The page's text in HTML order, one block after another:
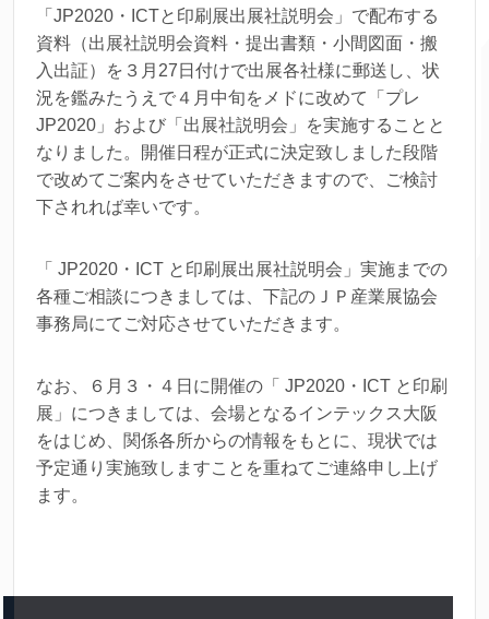
「JP2020・ICTと印刷展出展社説明会」で配布する
資料（出展社説明会資料・提出書類・小間図面・搬
入出証）を３月27日付けで出展各社様に郵送し、状
況を鑑みたうえで４月中旬をメドに改めて「プレ
JP2020」および「出展社説明会」を実施することと
なりました。開催日程が正式に決定致しました段階
で改めてご案内をさせていただきますので、ご検討
下されれば幸いです。
「 JP2020・ICT と印刷展出展社説明会」実施までの
各種ご相談につきましては、下記のＪＰ産業展協会
事務局にてご対応させていただきます。
なお、６月３・４日に開催の「 JP2020・ICT と印刷
展」につきましては、会場となるインテックス大阪
をはじめ、関係各所からの情報をもとに、現状では
予定通り実施致しますことを重ねてご連絡申し上げ
ます。